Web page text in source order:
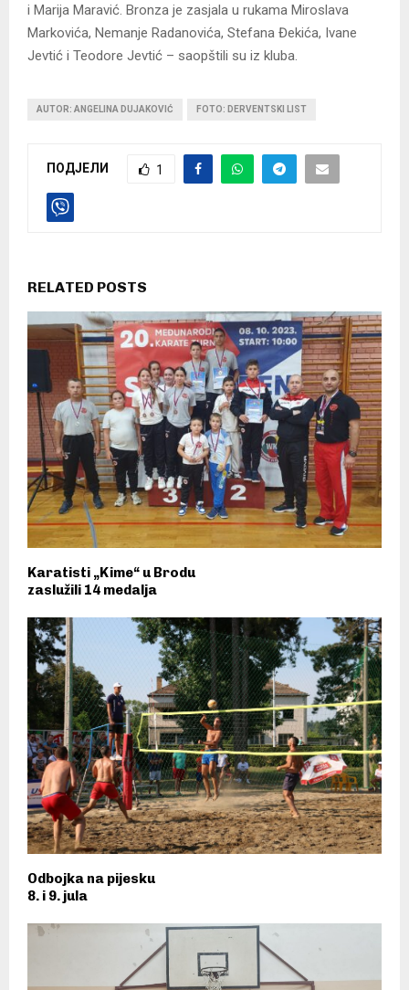
i Marija Maravić. Bronza je zasjala u rukama Miroslava
Markovića, Nemanje Radanovića, Stefana Đekića, Ivane
Jevtić i Teodore Jevtić – saopštili su iz kluba.
AUTOR: ANGELINA DUJAKOVIĆ FOTO: DERVENTSKI LIST
ПОДЈЕЛИ 1
RELATED POSTS
Karatisti „Kime“ u Brodu
zaslužili 14 medalja
Odbojka na pijesku
8. i 9. jula